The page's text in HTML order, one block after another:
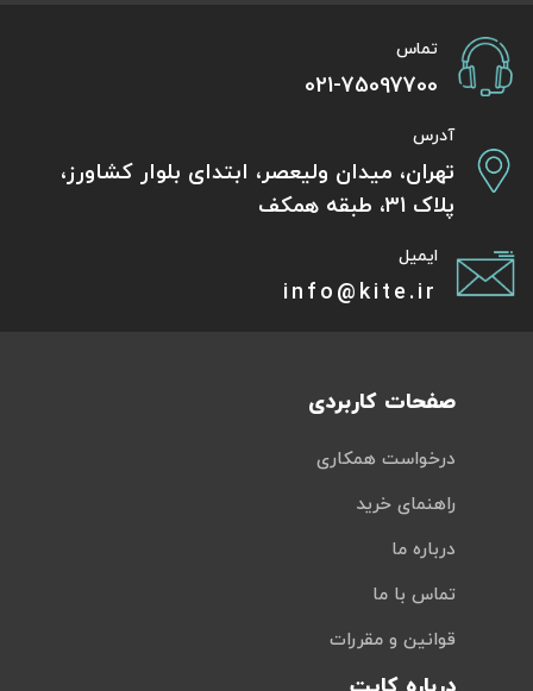
تماس
021-75097700
آدرس
تهران، میدان ولیعصر، ابتدای بلوار کشاورز،
پلاک 31، طبقه همکف
ایمیل
info@kite.ir
صفحات کاربردی
درخواست همکاری
راهنمای خرید
درباره ما
تماس با ما
قوانین و مقررات